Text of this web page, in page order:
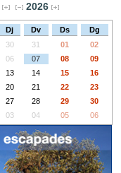
2026
Dj Dv Ds
Dg
30 31 01
02
06 07 08
09
13 14 15
16
20 21 22
23
27 28 29
30
03 04 05 06